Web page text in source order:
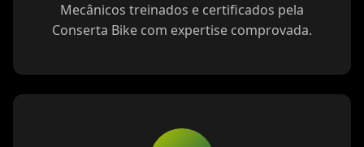
Mecânicos treinados e certificados pela
Conserta Bike com expertise comprovada.